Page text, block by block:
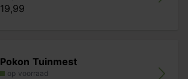
19,99
Pokon Tuinmest
op voorraad